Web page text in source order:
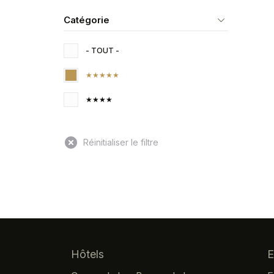
Catégorie
- TOUT -
★★★★★
★★★★
Navigation principale
Hôtels